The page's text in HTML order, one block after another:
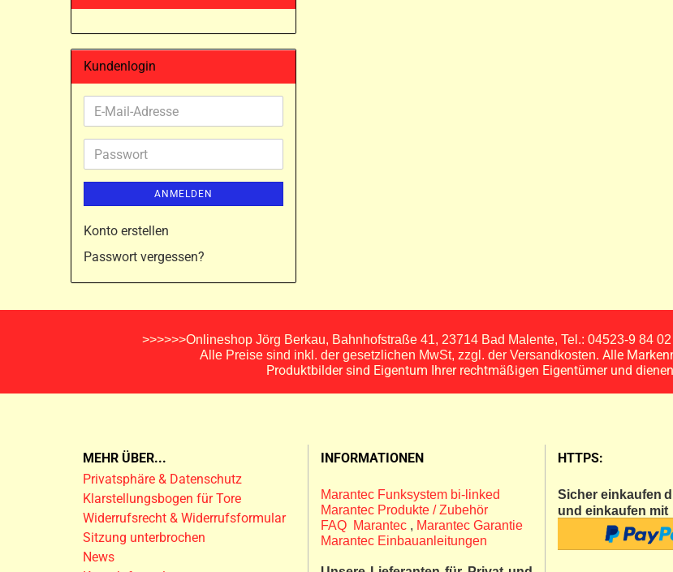
Kundenlogin
E-
Mail-
Adresse
Passwort
ANMELDEN
Konto erstellen
Passwort vergessen?
>>>>>>Onlineshop Jörg Berkau, Bahnhofstraße 41, 23714 Bad Malente, Tel.: 04523-9 84
Alle Preise sind inkl. der gesetzlichen MwSt, zzgl. der Versandkosten. Alle
Produktbilder sind Eigentum Ihrer rechtmäßigen Eigentümer und
MEHR ÜBER...
Privatsphäre & Datenschutz
Klarstellungsbogen für Tore
Widerrufsrecht & Widerrufsformular
Sitzung unterbrochen
News
INFORMATIONEN
Marantec Funksystem bi-linked
Marantec Produkte / Zubehör
FAQ Marantec , Marantec Garantie
Marantec Einbauanleitungen
HTTPS:
Sicher einkaufen
und einkaufen mit